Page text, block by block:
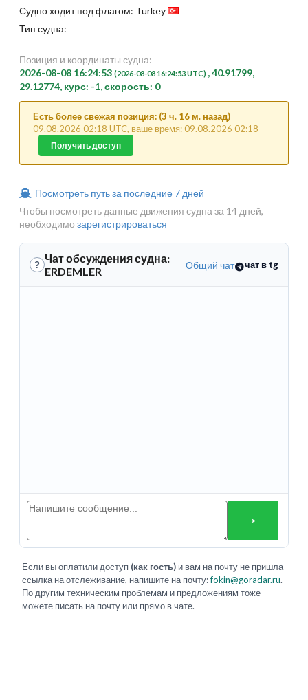
Судно ходит под флагом: Turkey
Тип судна:
Позиция и координаты судна:
2026-08-08 16:24:53 (2026-08-08 16:24:53 UTC) , 40.91799,
29.12774, курс: -1, скорость: 0
Есть более свежая позиция: (3 ч. 16 м. назад)
09.08.2026 02:18 UTC, ваше время: 09.08.2026 02:18
Получить доступ
Посмотреть путь за последние 7 дней
Чтобы посмотреть данные движения судна за 14 дней,
необходимо зарегистрироваться
? Чат обсуждения судна:
ERDEMLER
Общий чат чат в tg
>
Если вы оплатили доступ (как гость) и вам на почту не пришла
ссылка на отслеживание, напишите на почту:fokin@goradar.ru.
По другим техническим проблемам и предложениям тоже
можете писать на почту или прямо в чате.